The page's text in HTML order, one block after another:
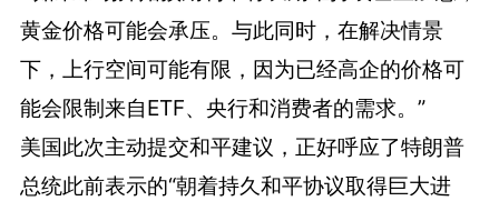
黄金价格可能会承压。与此同时，在解决情景
下，上行空间可能有限，因为已经高企的价格可
能会限制来自ETF、央行和消费者的需求。”
美国此次主动提交和平建议，正好呼应了特朗普
总统此前表示的“朝着持久和平协议取得巨大进